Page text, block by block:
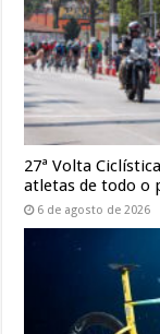
27ª Volta
atletas de todo o
6 de agosto de 2026